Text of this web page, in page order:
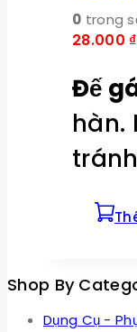
0 trong
28.000 ₫
Đế
hàn.
Shop By
Dụng Cụ -